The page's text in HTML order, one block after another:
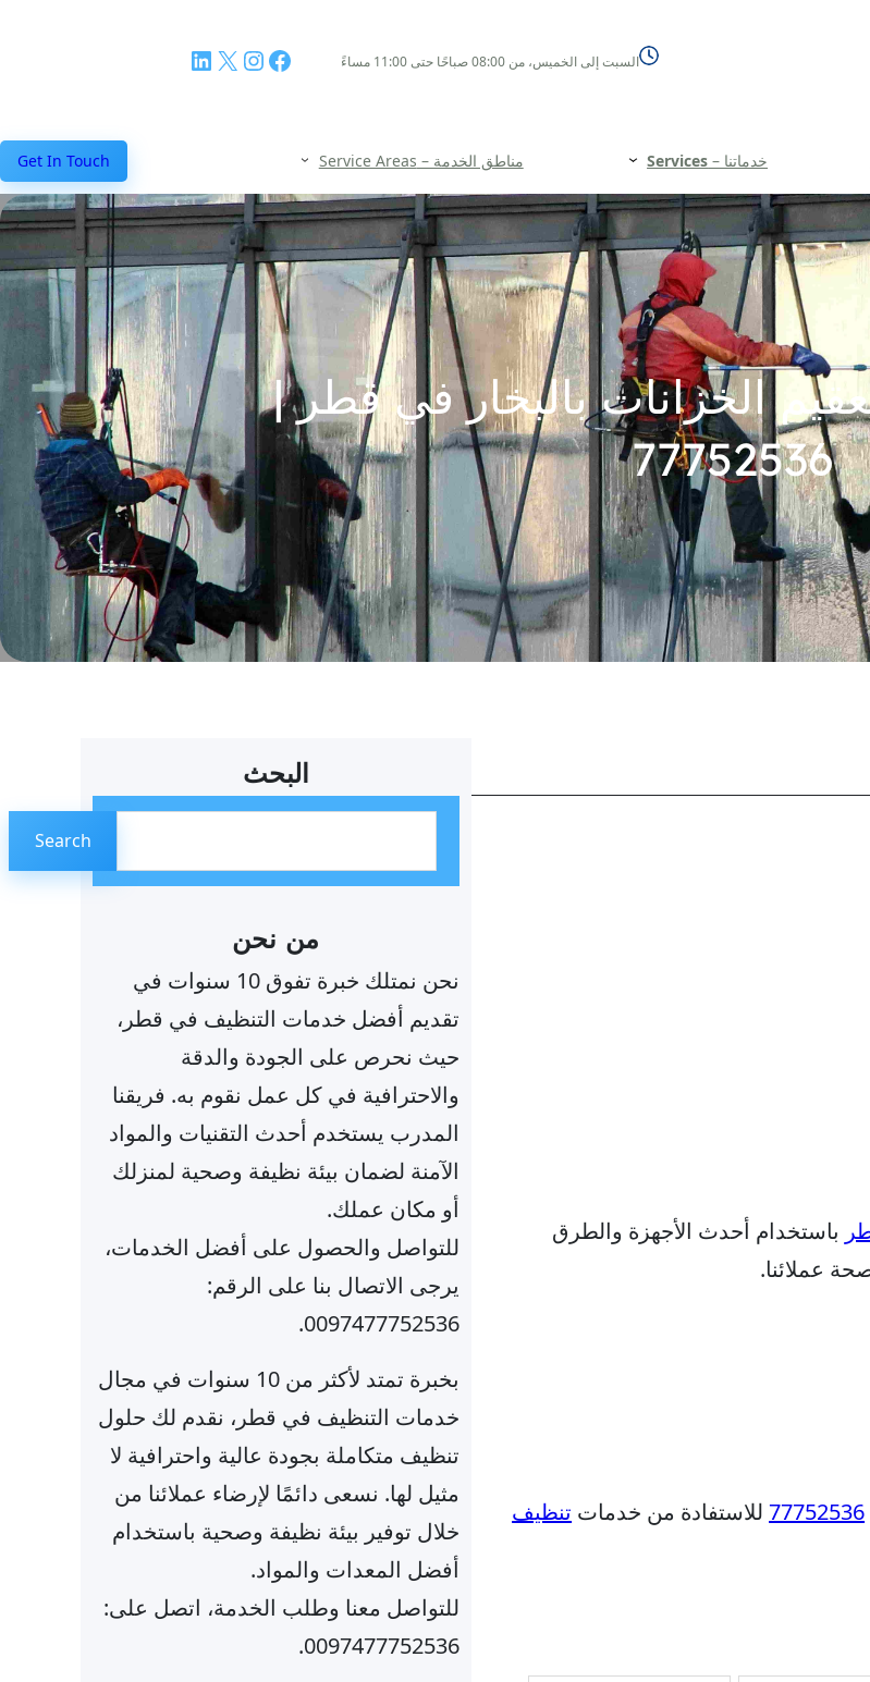
السبت إلى الخميس، من 08:00 صباحًا حتى 11:00 مساءً فيسبوك إنستجرام إكسلينكد إن
خدماتنا – Services مناطق الخدمة – Service Areas Get In Touch
الخزانات بالبخار في قطر |
77752536
باستخدام أحدث الأجهزة والطرق
عملائنا.
77752536للاستفادة من خدمات تنظيف
البحث
ب
Search
من نحن
نحن نمتلك خبرة تفوق 10 سنوات في
تقديم أفضل خدمات التنظيف في قطر،
حيث نحرص على الجودة والدقة
والاحترافية في كل عمل نقوم به. فريقنا
المدرب يستخدم أحدث التقنيات والمواد
الآمنة لضمان بيئة نظيفة وصحية لمنزلك
أو مكان عملك.
للتواصل والحصول على أفضل الخدمات،
يرجى الاتصال بنا على الرقم:
0097477752536.
بخبرة تمتد لأكثر من 10 سنوات في مجال
خدمات التنظيف في قطر، نقدم لك حلول
تنظيف متكاملة بجودة عالية واحترافية لا
مثيل لها. نسعى دائمًا لإرضاء عملائنا من
خلال توفير بيئة نظيفة وصحية باستخدام
أفضل المعدات والمواد.
للتواصل معنا وطلب الخدمة، اتصل على:
0097477752536.